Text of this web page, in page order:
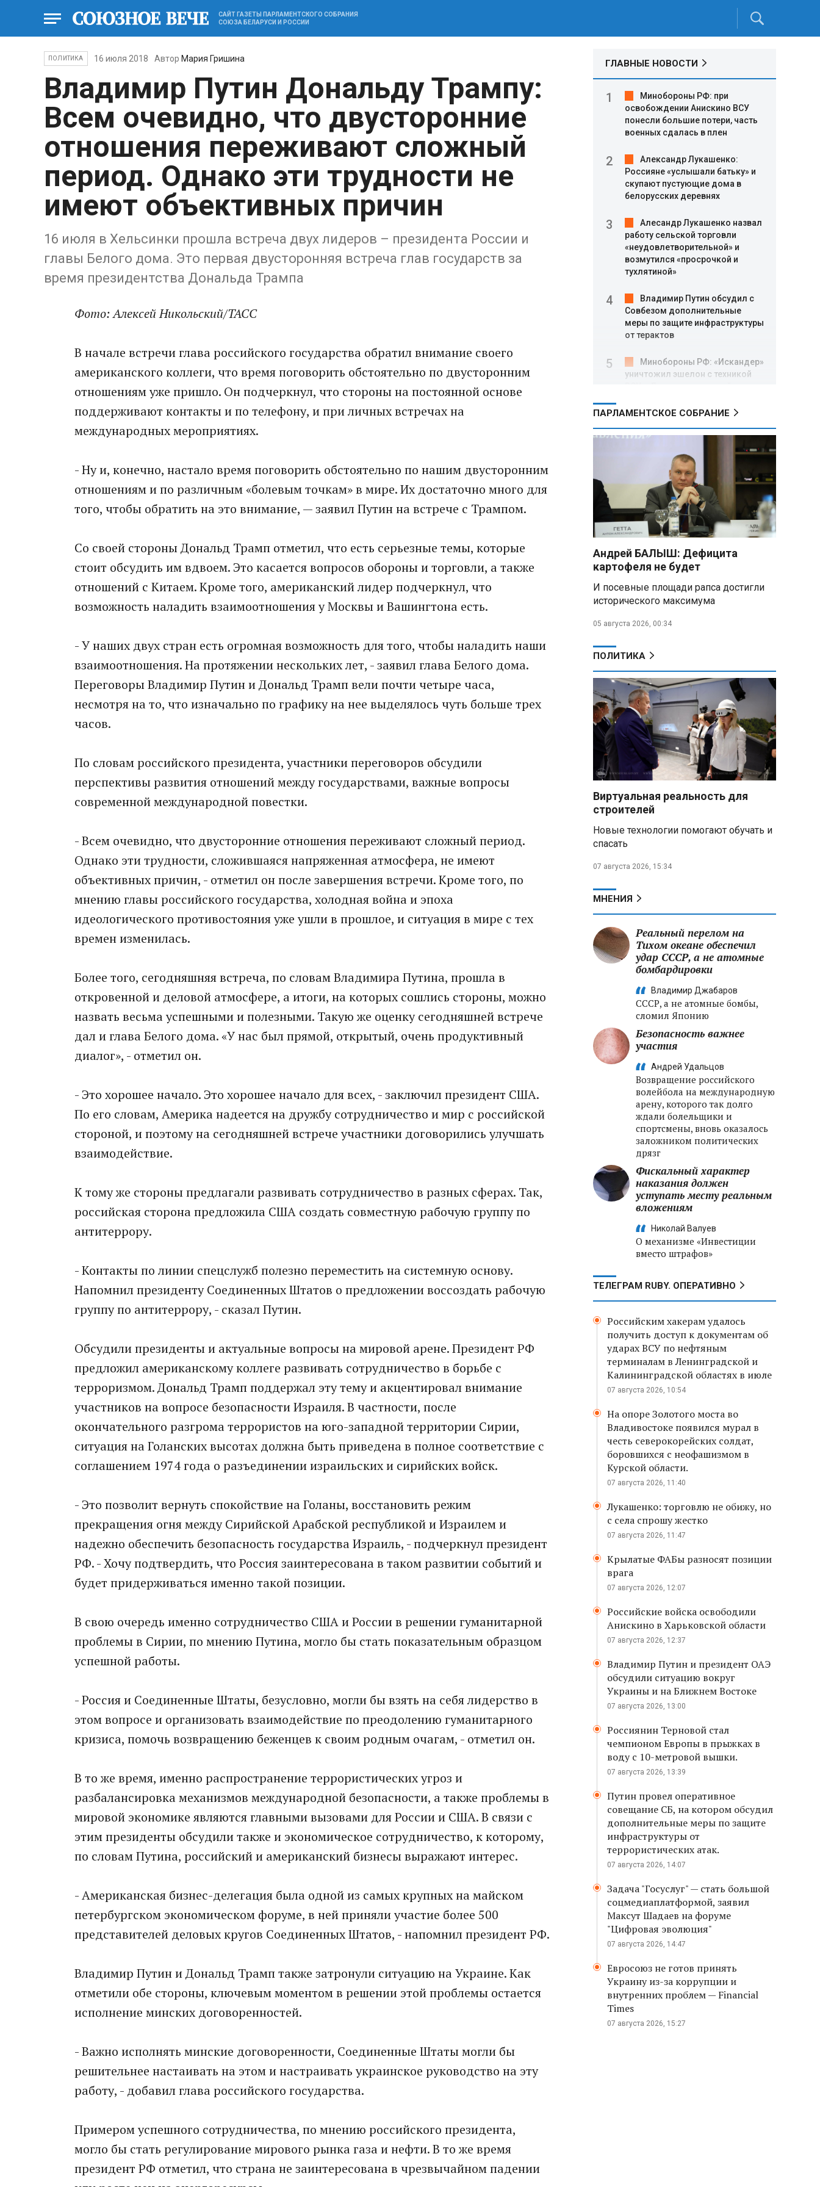
САЙТ ГАЗЕТЫ ПАРЛАМЕНТСКОГО СОБРАНИЯ
СОЮЗА БЕЛАРУСИ И РОССИИ
ПОЛИТИКА 16 июля 2018 Автор Мария Гришина
Владимир Путин Дональду Трампу:
Всем очевидно, что двусторонние
отношения переживают сложный
период. Однако эти трудности не
имеют объективных причин
16 июля в Хельсинки прошла встреча двух лидеров – президента России и
главы Белого дома. Это первая двусторонняя встреча глав государств за
время президентства Дональда Трампа
Фото:Алексей Никольский/ТАСС
В начале встречи глава российского государства обратил внимание своего
американского коллеги, что время поговорить обстоятельно по двусторонним
отношениям уже пришло. Он подчеркнул, что стороны на постоянной основе
поддерживают контакты и по телефону, и при личных встречах на
международных мероприятиях.
- Ну и, конечно, настало время поговорить обстоятельно по нашим двусторонним
отношениям и по различным «болевым точкам» в мире. Их достаточно много для
того, чтобы обратить на это внимание, — заявил Путин на встрече с Трампом.
Со своей стороны Дональд Трамп отметил, что есть серьезные темы, которые
стоит обсудить им вдвоем. Это касается вопросов обороны и торговли, а также
отношений с Китаем. Кроме того, американский лидер подчеркнул, что
возможность наладить взаимоотношения у Москвы и Вашингтона есть.
- У наших двух стран есть огромная возможность для того, чтобы наладить наши
взаимоотношения. На протяжении нескольких лет, - заявил глава Белого дома.
Переговоры Владимир Путин и Дональд Трамп вели почти четыре часа,
несмотря на то, что изначально по графику на нее выделялось чуть больше трех
часов.
По словам российского президента, участники переговоров обсудили
перспективы развития отношений между государствами, важные вопросы
современной международной повестки.
- Всем очевидно, что двусторонние отношения переживают сложный период.
Однако эти трудности, сложившаяся напряженная атмосфера, не имеют
объективных причин, - отметил он после завершения встречи. Кроме того, по
мнению главы российского государства, холодная война и эпоха
идеологического противостояния уже ушли в прошлое, и ситуация в мире с тех
времен изменилась.
Более того, сегодняшняя встреча, по словам Владимира Путина, прошла в
откровенной и деловой атмосфере, а итоги, на которых сошлись стороны, можно
назвать весьма успешными и полезными. Такую же оценку сегодняшней встрече
дал и глава Белого дома. «У нас был прямой, открытый, очень продуктивный
диалог», - отметил он.
- Это хорошее начало. Это хорошее начало для всех, - заключил президент США.
По его словам, Америка надеется на дружбу сотрудничество и мир с российской
стороной, и поэтому на сегодняшней встрече участники договорились улучшать
взаимодействие.
К тому же стороны предлагали развивать сотрудничество в разных сферах. Так,
российская сторона предложила США создать совместную рабочую группу по
антитеррору.
- Контакты по линии спецслужб полезно переместить на системную основу.
Напомнил президенту Соединенных Штатов о предложении воссоздать рабочую
группу по антитеррору, - сказал Путин.
Обсудили президенты и актуальные вопросы на мировой арене. Президент РФ
предложил американскому коллеге развивать сотрудничество в борьбе с
терроризмом. Дональд Трамп поддержал эту тему и акцентировал внимание
участников на вопросе безопасности Израиля. В частности, после
окончательного разгрома террористов на юго-западной территории Сирии,
ситуация на Голанских высотах должна быть приведена в полное соответствие с
соглашением 1974 года о разъединении израильских и сирийских войск.
- Это позволит вернуть спокойствие на Голаны, восстановить режим
прекращения огня между Сирийской Арабской республикой и Израилем и
надежно обеспечить безопасность государства Израиль, - подчеркнул президент
РФ. - Хочу подтвердить, что Россия заинтересована в таком развитии событий и
будет придерживаться именно такой позиции.
В свою очередь именно сотрудничество США и России в решении гуманитарной
проблемы в Сирии, по мнению Путина, могло бы стать показательным образцом
успешной работы.
- Россия и Соединенные Штаты, безусловно, могли бы взять на себя лидерство в
этом вопросе и организовать взаимодействие по преодолению гуманитарного
кризиса, помочь возвращению беженцев к своим родным очагам, - отметил он.
В то же время, именно распространение террористических угроз и
разбалансировка механизмов международной безопасности, а также проблемы в
мировой экономике являются главными вызовами для России и США. В связи с
этим президенты обсудили также и экономическое сотрудничество, к которому,
по словам Путина, российский и американский бизнесы выражают интерес.
- Американская бизнес-делегация была одной из самых крупных на майском
петербургском экономическом форуме, в ней приняли участие более 500
представителей деловых кругов Соединенных Штатов, - напомнил президент РФ.
Владимир Путин и Дональд Трамп также затронули ситуацию на Украине. Как
отметили обе стороны, ключевым моментом в решении этой проблемы остается
исполнение минских договоренностей.
- Важно исполнять минские договоренности, Соединенные Штаты могли бы
решительнее настаивать на этом и настраивать украинское руководство на эту
работу, - добавил глава российского государства.
Примером успешного сотрудничества, по мнению российского президента,
могло бы стать регулирование мирового рынка газа и нефти. В то же время
президент РФ отметил, что страна не заинтересована в чрезвычайном падении
ГЛАВНЫЕ НОВОСТИ
Минобороны РФ: при
освобождении Анискино ВСУ
понесли большие потери, часть
военных сдалась в плен
Александр Лукашенко:
Россияне «услышали батьку» и
скупают пустующие дома в
белорусских деревнях
Алесандр Лукашенко назвал
работу сельской торговли
«неудовлетворительной» и
возмутился «просрочкой и
тухлятиной»
Владимир Путин обсудил с
Совбезом дополнительные
меры по защите инфраструктуры
от терактов
Минобороны РФ: «Искандер»
уничтожил эшелон с техникой
подписали три соглашения по
e‑торговле, биржевому рынку и
ученым званиям
Александр Лукашенко:
Хотите «собирать сливки» в
городах — отвечайте и за
отдалённые деревни
Минобороны РФ: установлен
контроль над Анискино в
ФСБ и МВД накрыли сеть
Сити», через которую
выводили похищенные деньги
Турчин: Механизм
промкооперации в ЕАЭС «не
заработал в полную силу»,
нужны доработки
В Беларуси установили
сроки сбора брусники и клюквы:
за нарушение грозят крупные
штрафы
Александр Лукашенко
под Вилейкой и потребовал
ввести их в севооборот
Российские хакеры заявили
подтверждении» участия НАТО в
После атаки дронов ВСУ на
склад Wildberries в
Екатеринбурге эвакуировали 800
человек
Минобороны РФ: за ночь
ПВО сбила 203 украинских дрона
над регионами России и Черным
морем
ПАРЛАМЕНТСКОЕ СОБРАНИЕ
Андрей БАЛЫШ: Дефицита
картофеля не будет
И посевные площади рапса достигли
исторического максимума
05 августа 2026, 00:34
ПОЛИТИКА
Виртуальная реальность для
строителей
Новые технологии помогают обучать и
спасать
07 августа 2026, 15:34
МНЕНИЯ
Реальный перелом на
Тихом океане обеспечил
удар СССР, а не атомные
бомбардировки
Владимир Джабаров
СССР, а не атомные бомбы,
сломил Японию
Безопасность важнее
участия
Андрей Удальцов
Возвращение российского
волейбола на международную
арену, которого так долго
ждали болельщики и
спортсмены, вновь оказалось
заложником политических
дрязг
Фискальный характер
наказания должен
уступать месту реальным
вложениям
Николай Валуев
О механизме «Инвестиции
вместо штрафов»
ТЕЛЕГРАМ RUBY. ОПЕРАТИВНО
Российским хакерам удалось
получить доступ к документам об
ударах ВСУ по нефтяным
терминалам в Ленинградской и
Калининградской областях в июле
07 августа 2026, 10:54
На опоре Золотого моста во
Владивостоке появился мурал в
честь северокорейских солдат,
боровшихся с неофашизмом в
Курской области.
07 августа 2026, 11:40
Лукашенко: торговлю не обижу, но
с села спрошу жестко
07 августа 2026, 11:47
Крылатые ФАБы разносят позиции
врага
07 августа 2026, 12:07
Российские войска освободили
Анискино в Харьковской области
07 августа 2026, 12:37
Владимир Путин и президент ОАЭ
обсудили ситуацию вокруг
Украины и на Ближнем Востоке
07 августа 2026, 13:00
Россиянин Терновой стал
чемпионом Европы в прыжках в
воду с 10-метровой вышки.
07 августа 2026, 13:39
Путин провел оперативное
совещание СБ, на котором обсудил
дополнительные меры по защите
инфраструктуры от
террористических атак.
07 августа 2026, 14:07
Задача "Госуслуг" — стать большой
соцмедиаплатформой, заявил
Максут Шадаев на форуме
"Цифровая эволюция"
07 августа 2026, 14:47
Евросоюз не готов принять
Украину из-за коррупции и
внутренних проблем — Financial
Times
07 августа 2026, 15:27